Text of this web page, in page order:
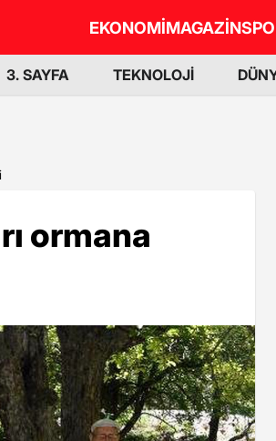
EKONOMİMAGAZİN
3. SAYFA TEKNOLOJİ
ormana